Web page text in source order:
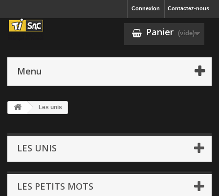
Contactez-nous
Connexion
Panier (vide)
Menu
Les unis
LES UNIS
LES PETITS MOTS